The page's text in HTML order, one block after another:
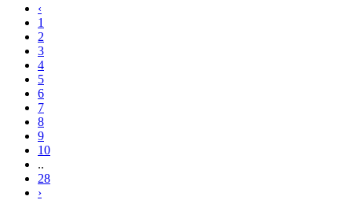
‹
1
2
3
4
5
6
7
8
9
10
..
28
›